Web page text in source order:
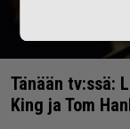
Tänään tv:ssä:
King ja Tom